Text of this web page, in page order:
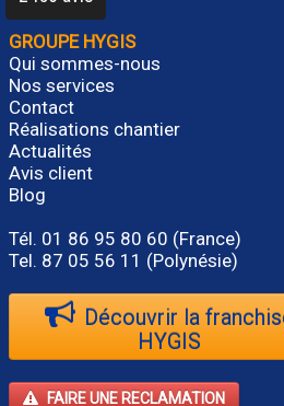
GROUPE HYGIS
Qui sommes-nous
Nos services
Contact
Réalisations chantier
Actualités
Avis client
Blog
Tél. 01 86 95 80 60 (France)
Tel. 87 05 56 11 (Polynésie)
Découvrir la
HYGIS
FAIRE UNE RECLAMATION